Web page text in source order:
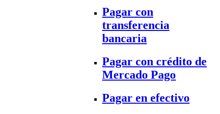
Pagar con
transferencia
bancaria
Pagar con crédito de
Mercado Pago
Pagar en efectivo